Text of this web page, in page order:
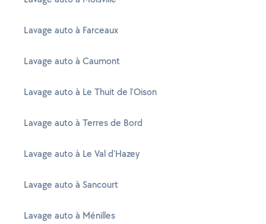
Lavage auto à Farceaux
Lavage auto à Caumont
Lavage auto à Le Thuit de l'Oison
Lavage auto à Terres de Bord
Lavage auto à Le Val d'Hazey
Lavage auto à Sancourt
Lavage auto à Ménilles